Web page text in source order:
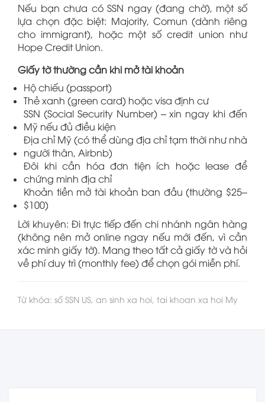
Nếu bạn chưa có SSN ngay (đang chờ), một số
lựa chọn đặc biệt: Majority, Comun (dành riêng
cho immigrant), hoặc một số credit union như
Hope Credit Union.
Giấy tờ thường cần khi mở tài khoản
Hộ chiếu (passport)
Thẻ xanh (green card) hoặc visa định cư
SSN (Social Security Number) – xin ngay khi đến
Mỹ nếu đủ điều kiện
Địa chỉ Mỹ (có thể dùng địa chỉ tạm thời như nhà
người thân, Airbnb)
Đôi khi cần hóa đơn tiện ích hoặc lease để
chứng minh địa chỉ
Khoản tiền mở tài khoản ban đầu (thường $25–
$100)
Lời khuyên: Đi trực tiếp đến chi nhánh ngân hàng
(không nên mở online ngay nếu mới đến, vì cần
xác minh giấy tờ). Mang theo tất cả giấy tờ và hỏi
về phí duy trì (monthly fee) để chọn gói miễn phí.
Từ khóa: số SSN US, an sinh xa hoi, tai khoan xa hoi My